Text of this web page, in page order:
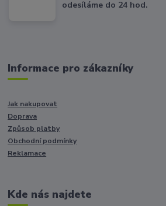
odesíláme do 24 hod.
Informace pro zákazníky
Jak nakupovat
Doprava
Způsob platby
Obchodní podmínky
Reklamace
Kde nás najdete